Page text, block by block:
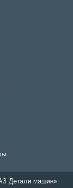
Детали машин».